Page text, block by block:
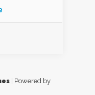
Peixoto,
| Powered by